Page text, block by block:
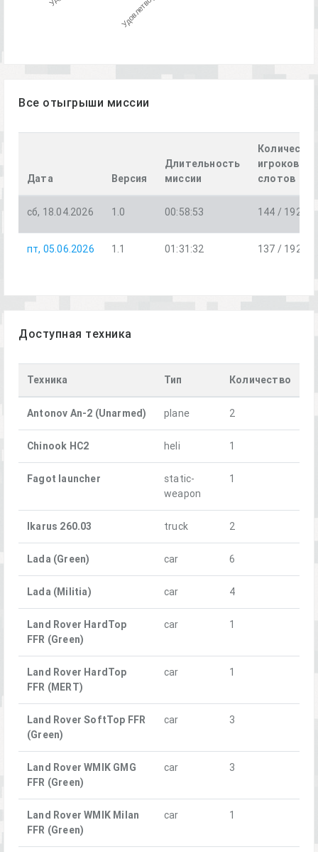
Все отыгрыши миссии
Дата Версия
Длительность
миссии
игроков /
слотов
сб, 18.04.2026 1.0 00:58:53 144 / 192
пт, 05.06.2026 1.1 01:31:32 137 / 192
Доступная техника
Техника Тип Количество
Antonov An-2 (Unarmed) plane 2
Chinook HC2 heli 1
Fagot launcher
static-
weapon
1
Ikarus 260.03 truck 2
Lada (Green) car 6
Lada (Militia) car 4
Land Rover HardTop
FFR (Green)
car 1
Land Rover HardTop
FFR (MERT)
car 1
Land Rover SoftTop FFR
(Green)
car 3
Land Rover WMIK GMG
FFR (Green)
car 3
Land Rover WMIK Milan
FFR (Green)
car 1